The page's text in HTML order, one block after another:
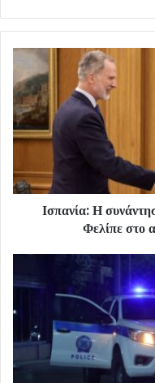
Ισπανία: Η
Φελίπε στο